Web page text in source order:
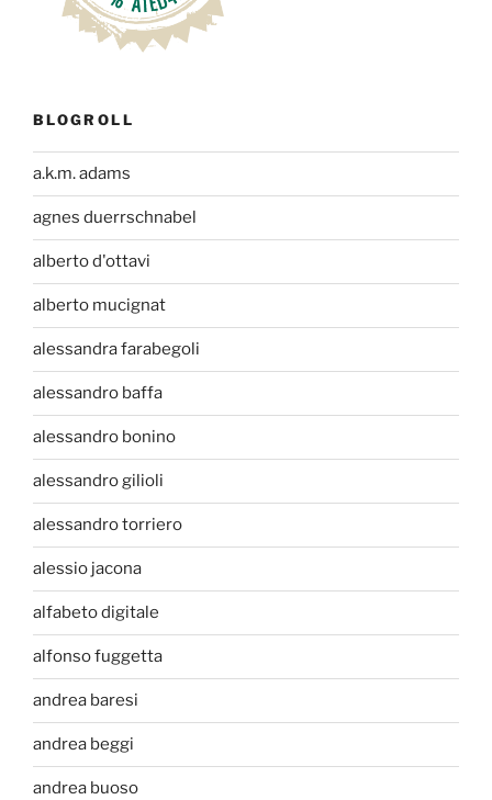
BLOGROLL
a.k.m. adams
agnes duerrschnabel
alberto d'ottavi
alberto mucignat
alessandra farabegoli
alessandro baffa
alessandro bonino
alessandro gilioli
alessandro torriero
alessio jacona
alfabeto digitale
alfonso fuggetta
andrea baresi
andrea beggi
andrea buoso